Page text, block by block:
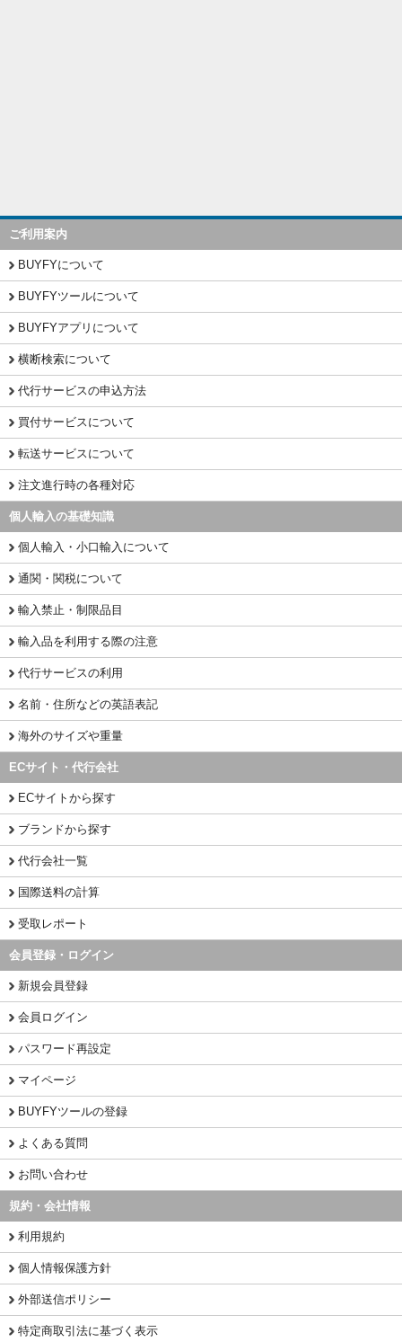
ご利用案内
BUYFYについて
BUYFYツールについて
BUYFYアプリについて
横断検索について
代行サービスの申込方法
買付サービスについて
転送サービスについて
注文進行時の各種対応
個人輸入の基礎知識
個人輸入・小口輸入について
通関・関税について
輸入禁止・制限品目
輸入品を利用する際の注意
代行サービスの利用
名前・住所などの英語表記
海外のサイズや重量
ECサイト・代行会社
ECサイトから探す
ブランドから探す
代行会社一覧
国際送料の計算
受取レポート
会員登録・ログイン
新規会員登録
会員ログイン
パスワード再設定
マイページ
BUYFYツールの登録
よくある質問
お問い合わせ
規約・会社情報
利用規約
個人情報保護方針
外部送信ポリシー
特定商取引法に基づく表示